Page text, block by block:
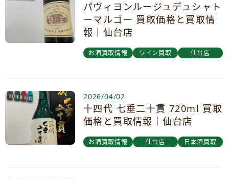
パヴィヨンルージュデュシャト
ーマルゴー 買取価格と買取情
報｜仙台店
お酒買取情報 ワイン買取 仙台店
2026/04/02
十四代 七垂二十貫 720ml 買取
価格と買取情報｜仙台店
お酒買取情報 仙台店 日本酒買取